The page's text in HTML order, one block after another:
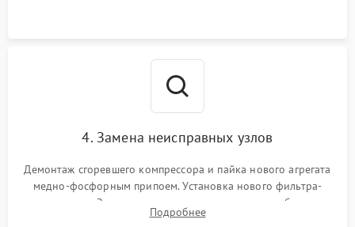
4. Замена неисправных узлов
Демонтаж сгоревшего компрессора и пайка нового агрегата
медно-фосфорным припоем. Установка нового фильтра-
осушителя. Замена изношенных вентиляторов обдува,
сломанных заслонок или поврежденных дверных петель.
Подробнее